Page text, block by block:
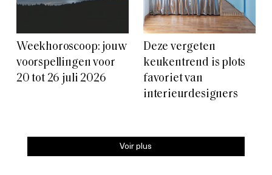
Weekhoroscoop: jouw
voorspellingen voor
20 tot 26 juli 2026
Deze vergeten
keukentrend is plots
favoriet van
interieurdesigners
Voir plus